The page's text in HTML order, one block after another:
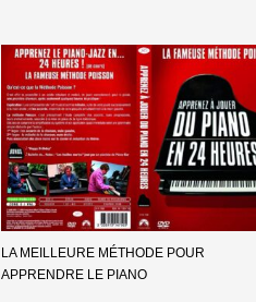
LA MEILLEURE MÉTHODE POUR
APPRENDRE LE PIANO